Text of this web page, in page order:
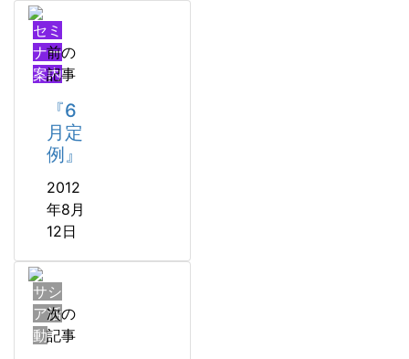
セミ
ナー
案内
前の
記事
『6
月定
例』
2012
年8月
12日
サシ
ア活
動
次の
記事